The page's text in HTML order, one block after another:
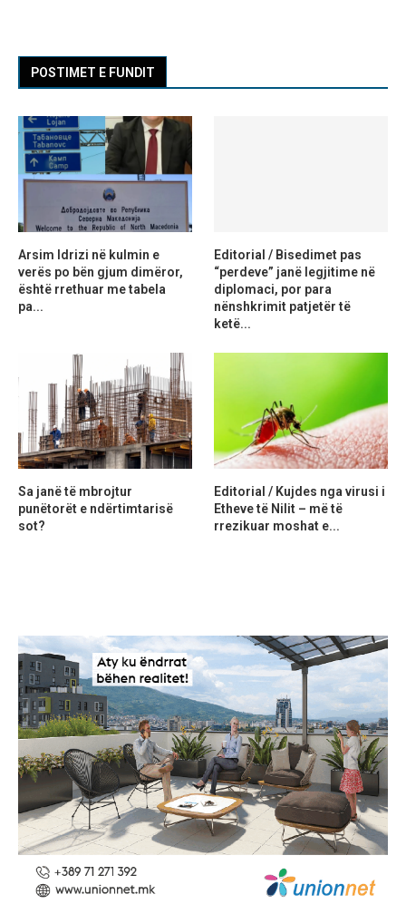
POSTIMET E FUNDIT
Arsim Idrizi në kulmin e
verës po bën gjum dimëror,
është rrethuar me tabela
pa...
Editorial / Bisedimet pas
“perdeve” janë legjitime në
diplomaci, por para
nënshkrimit patjetër të
ketë...
Sa janë të mbrojtur
punëtorët e ndërtimtarisë
sot?
Editorial / Kujdes nga virusi i
Etheve të Nilit – më të
rrezikuar moshat e...